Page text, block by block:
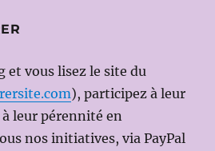
et vous lisez le site du
), participez à leur
leur pérennité en
nos initiatives, via PayPal